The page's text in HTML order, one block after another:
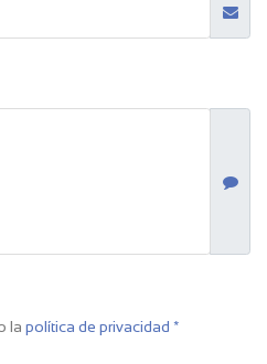
la política de privacidad *